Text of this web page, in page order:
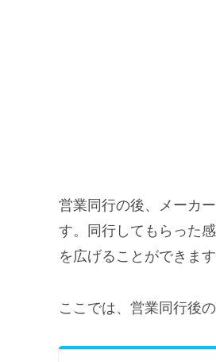
営業同行の後、メーカ
す。同行してもらった
を広げることができます
ここでは、営業同行後